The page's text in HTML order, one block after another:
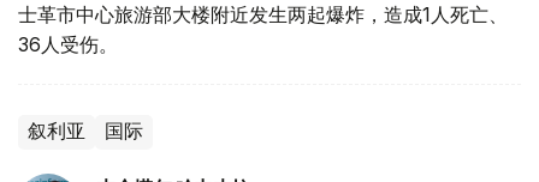
士革市中心旅游部大楼附近发生两起爆炸，造成1人死亡、
36人受伤。
叙利亚 国际